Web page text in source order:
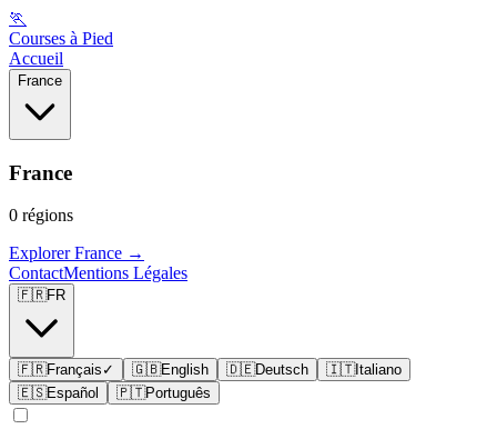
🏃
Courses à Pied
Accueil
France
France
0 régions
Explorer France →
ContactMentions Légales
🇫🇷FR
🇫🇷Français ✓ 🇬🇧English 🇩🇪Deutsch 🇮🇹Italiano
🇪🇸Español 🇵🇹Português